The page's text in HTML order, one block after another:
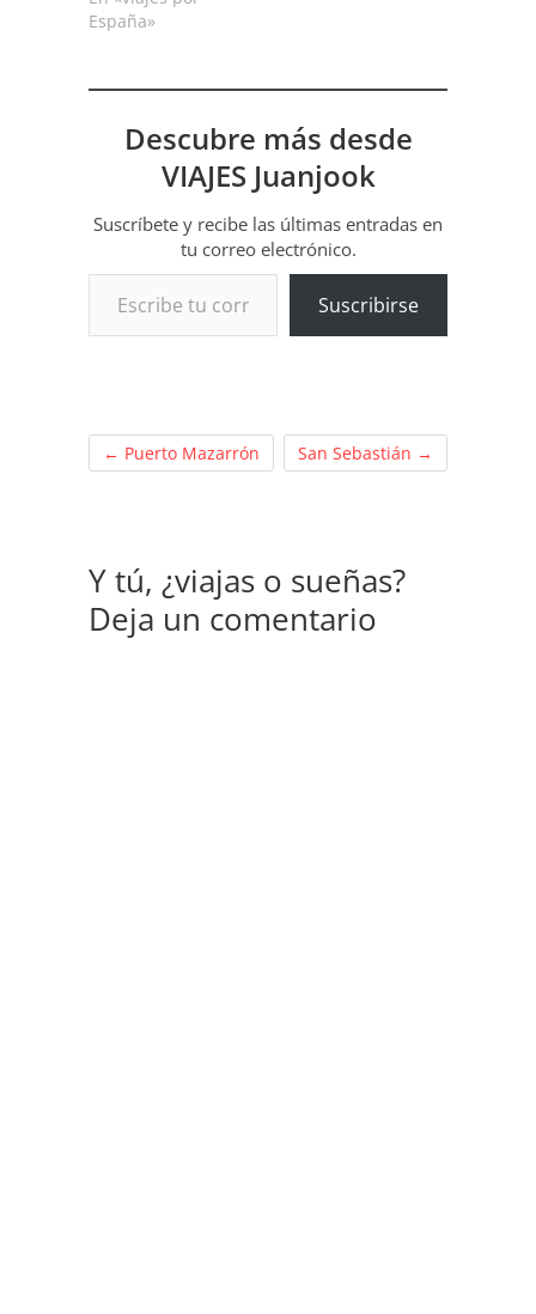
España»
Descubre más desde
VIAJES Juanjook
Suscríbete y recibe las últimas entradas en
tu correo electrónico.
Escribe tu correo electrónico…
Suscribirse
← Puerto Mazarrón San Sebastián →
Y tú, ¿viajas o sueñas?
Deja un comentario